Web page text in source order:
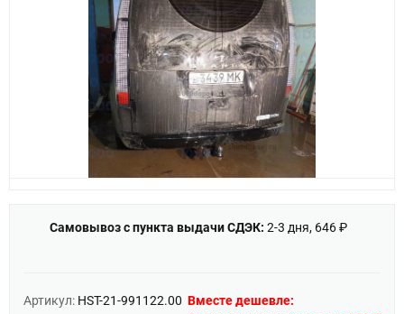
Самовывоз с пункта выдачи СДЭК: 2-3 дня, 646 ₽
Артикул: HST-21-991122.00 Вместе дешевле: